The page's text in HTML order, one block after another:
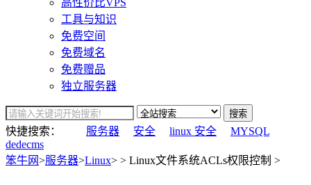
高性价比VPS
工具与知识
免费空间
免费域名
免费赠品
独立服务器
搜索
快捷搜索： 服务器 安全 linux 安全
MYSQL
dedecms
笨牛网>服务器>Linux> > Linux文件系统ACLs权限控制 >